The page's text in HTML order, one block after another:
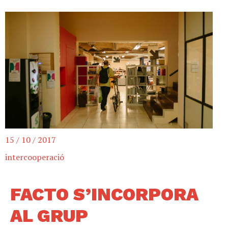
15 / 10 / 2017
intercooperació
FACTO S’INCORPORA
AL GRUP